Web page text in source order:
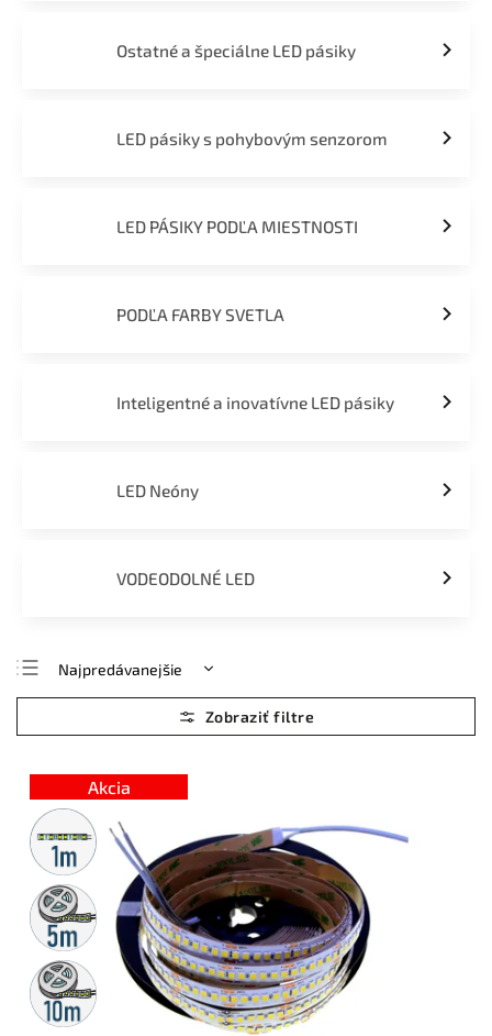
Ostatné a špeciálne LED pásiky
LED pásiky s pohybovým senzorom
LED PÁSIKY PODĽA MIESTNOSTI
PODĽA FARBY SVETLA
Inteligentné a inovatívne LED pásiky
LED Neóny
VODEODOLNÉ LED
Najpredávanejšie
Najlacnejšie
Najdrahšie
Abecedne
Akcia
Metrážny
predaj
5m
rolka
10m
rolka